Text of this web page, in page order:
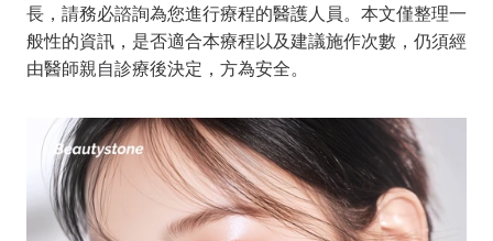
長，請務必諮詢為您進行療程的醫護人員。本文僅整理一
般性的資訊，是否適合本療程以及建議施作次數，仍須經
由醫師親自診療後決定，方為安全。